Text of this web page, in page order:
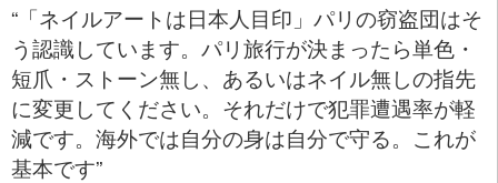
“「ネイルアートは日本人目印」パリの窃盗団はそ
う認識しています。パリ旅行が決まったら単色・
短爪・ストーン無し、あるいはネイル無しの指先
に変更してください。それだけで犯罪遭遇率が軽
減です。海外では自分の身は自分で守る。これが
基本です”